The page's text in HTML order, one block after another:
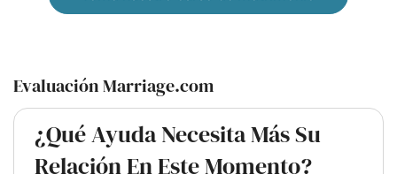
Evaluación Marriage.com
¿Qué Ayuda Necesita Más Su
Relación En Este Momento?